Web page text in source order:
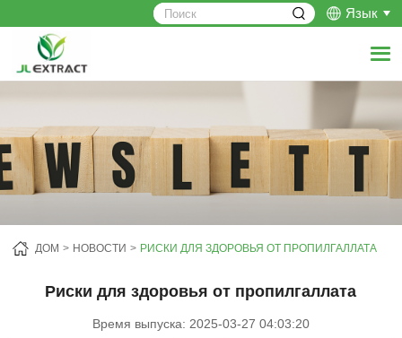
Язык
ДОМ НОВОСТИ РИСКИ ДЛЯ ЗДОРОВЬЯ ОТ ПРОПИЛГАЛЛАТА
Риски для здоровья от пропилгаллата
Время выпуска: 2025-03-27 04:03:20